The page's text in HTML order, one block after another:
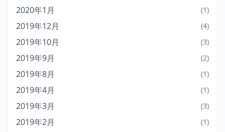
2020年1月 (1)
2019年12月 (4)
2019年10月 (3)
2019年9月 (2)
2019年8月 (1)
2019年4月 (1)
2019年3月 (3)
2019年2月 (1)